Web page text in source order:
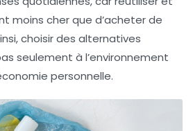
moins cher que d’acheter de
choisir des alternatives
seulement à l’environnement
personnelle.